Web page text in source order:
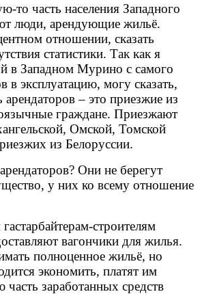
то часть населения Западного
люди, арендующие жильё.
отношении, сказать
статистики. Так как я
в Западном Мурино с самого
в эксплуатацию, могу сказать,
арендаторов – это приезжие из
граждане. Приезжают
Омской, Томской
из Белоруссии.
Они не берегут
у них ко всему отношение
строителям
вагончики для жилья.
полноценное жильё, но
экономить, платят им
заработанных средств